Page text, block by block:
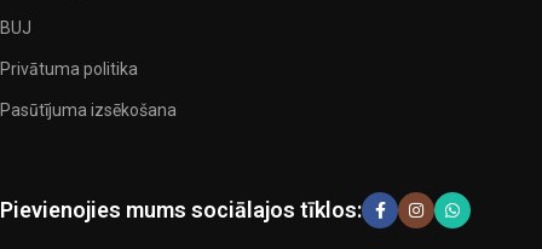
esam izvēlējušies jums labākos modeļus no mūsdienu gultas veļas
praktiskumu katrā izstrādājuma vienībā. Mūsu sortimentā ir
pārbaudītu uzņēmumu produkti. Kuri daudzu gadu nepārtrauktā
ekspluatācijas īpašības, pievilcīgu izstrādājumu izskatu, ilgu
lietošanas laiku un kalpošanas laiku.
BUJ
Privātuma politika
Pasūtījuma izsēkošana
Pievienojies mums sociālajos tīklos: